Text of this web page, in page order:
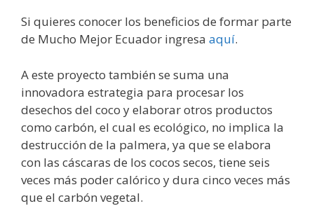
Si quieres conocer los beneficios de formar parte
de Mucho Mejor Ecuador ingresa aquí.
A este proyecto también se suma una
innovadora estrategia para procesar los
desechos del coco y elaborar otros productos
como carbón, el cual es ecológico, no implica la
destrucción de la palmera, ya que se elabora
con las cáscaras de los cocos secos, tiene seis
veces más poder calórico y dura cinco veces más
que el carbón vegetal.